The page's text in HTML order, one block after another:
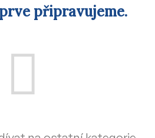
připravujeme.